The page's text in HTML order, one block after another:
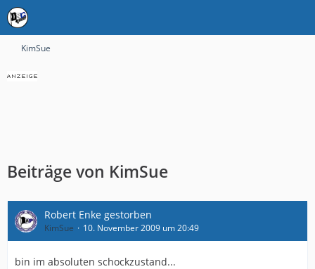
KimSue
Beiträge von KimSue
Robert Enke gestorben
KimSue 10. November 2009 um 20:49
bin im absoluten schockzustand...